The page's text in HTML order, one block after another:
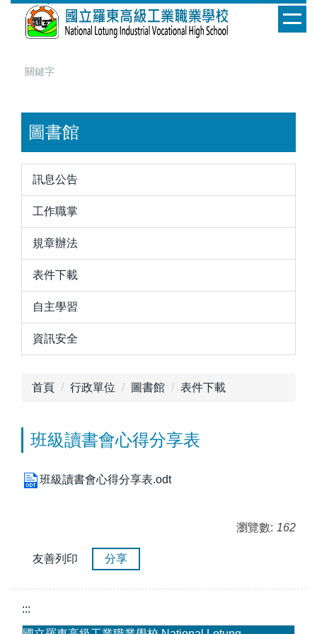
圖書館
訊息公告
工作職掌
規章辦法
表件下載
自主學習
資訊安全
首頁 行政單位 圖書館 表件下載
班級讀書會心得分享表
班級讀書會心得分享表.odt
瀏覽數: 162
友善列印 分享
:::